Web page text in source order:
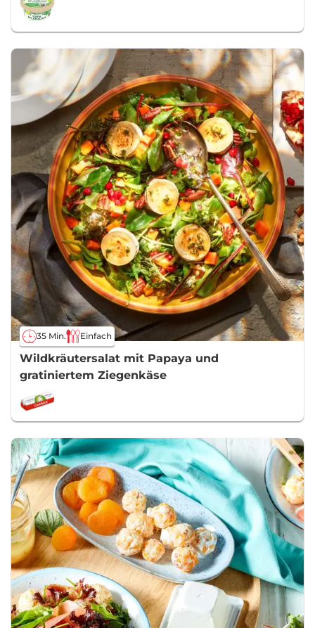
35 Min. Einfach
Wildkräutersalat mit Papaya und
gratiniertem Ziegenkäse